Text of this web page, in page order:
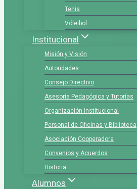
Tenis
Vóleibol
Institucional
Misión y Visión
Autoridades
Consejo Directivo
Asesoría Pedagógica y Tutorías
Organización Institucional
Personal de Oficinas y Biblioteca
Asociación Cooperadora
Convenios y Acuerdos
Historia
Alumnos